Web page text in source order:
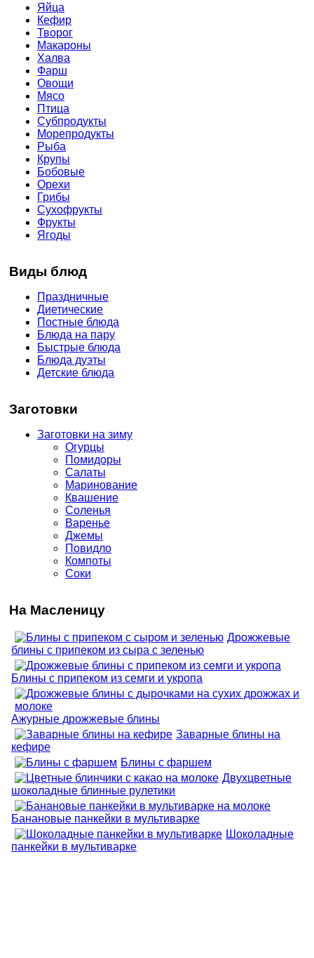
Яйца
Кефир
Творог
Макароны
Халва
Фарш
Овощи
Мясо
Птица
Субпродукты
Морепродукты
Рыба
Крупы
Бобовые
Орехи
Грибы
Сухофрукты
Фрукты
Ягоды
Виды блюд
Праздничные
Диетические
Постные блюда
Блюда на пару
Быстрые блюда
Блюда дуэты
Детские блюда
Заготовки
Заготовки на зиму
Огурцы
Помидоры
Салаты
Маринование
Квашение
Соленья
Варенье
Джемы
Повидло
Компоты
Соки
На Масленицу
Дрожжевые
блины с припеком из сыра с зеленью
Блины с припеком из семги и укропа
Ажурные дрожжевые блины
Заварные блины на
кефире
Блины с фаршем
Двухцветные
шоколадные блинные рулетики
Банановые панкейки в мультиварке
Шоколадные
панкейки в мультиварке